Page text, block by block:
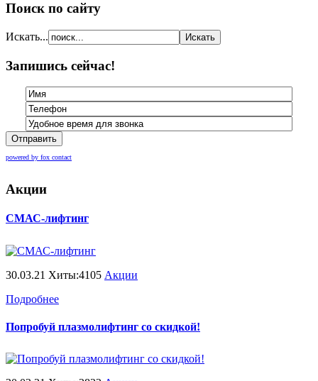
Поиск по сайту
Искать...
Запишись сейчас!
Отправить
powered by fox contact
Акции
СМАС-лифтинг
30.03.21 Хиты:4105 Акции
Подробнее
Попробуй плазмолифтинг со скидкой!